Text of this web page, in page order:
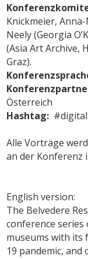
Knickmeier,
Neely (Georgia
(Asia Art Archive,
Graz).
Österreich
Hashtag:
Alle Vorträge
an der Konferenz
English version:
The Belvedere
conference
museums with its
19 pandemic,